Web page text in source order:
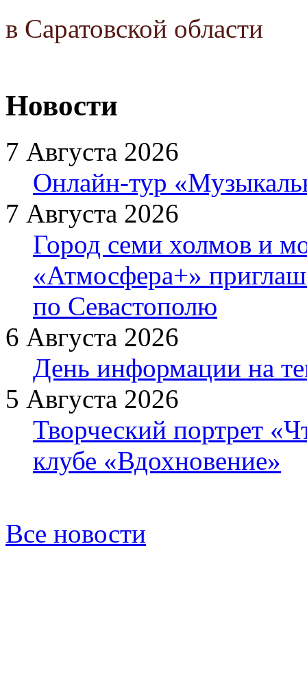
в Саратовской области
Новости
7 Августа 2026
Онлайн-тур
7 Августа 2026
Город семи холмов и
«Атмосфера+»
по Севастополю
6 Августа 2026
День информации на
5 Августа 2026
Творческий портрет
клубе «Вдохновение»
Все новости